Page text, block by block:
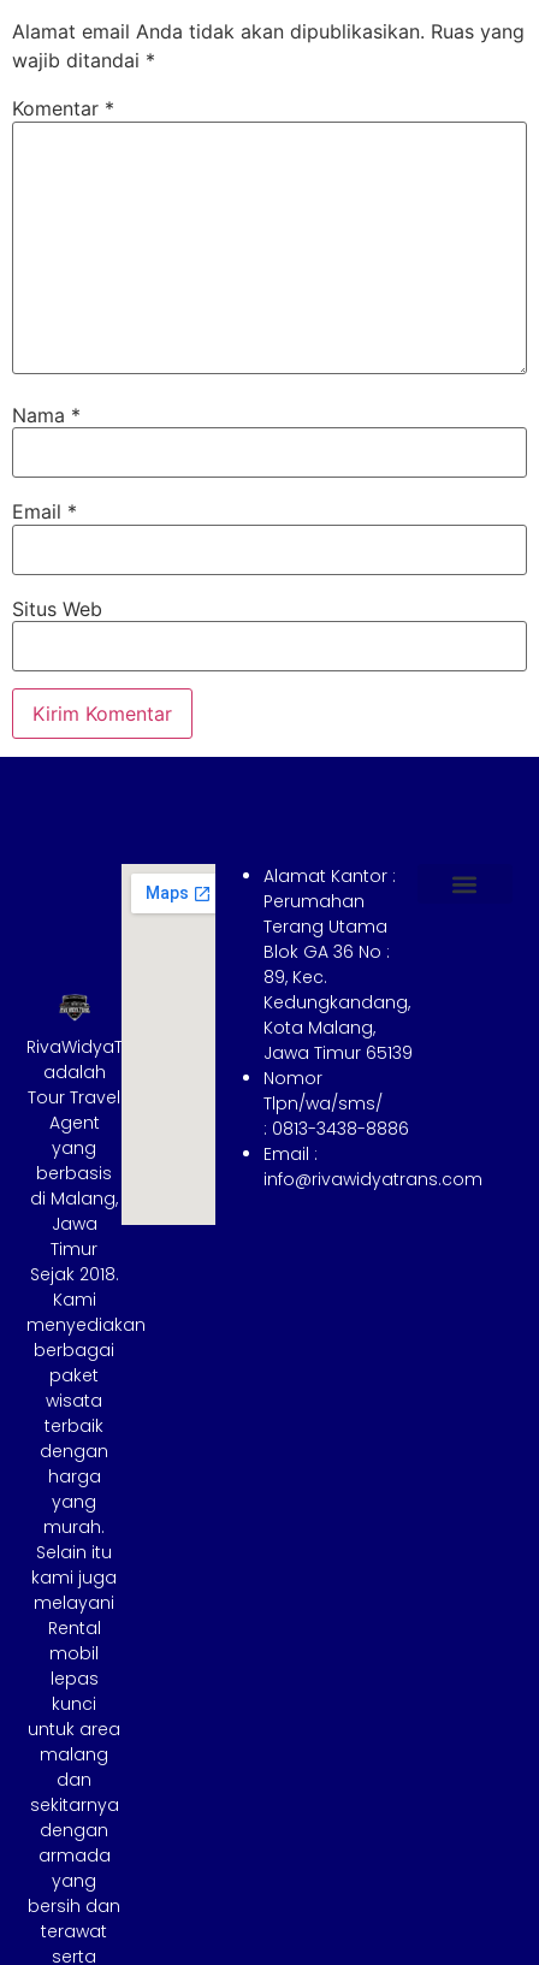
Alamat email Anda tidak akan dipublikasikan. Ruas yang
wajib ditandai *
Komentar *
Nama *
Email *
Situs Web
RivaWidyaTrans
adalah
Tour Travel
Agent
yang
berbasis
di Malang,
Jawa
Timur
Sejak 2018.
Kami
menyediakan
berbagai
paket
wisata
terbaik
dengan
harga
yang
murah.
Selain itu
kami juga
melayani
Rental
mobil
lepas
kunci
untuk area
malang
dan
sekitarnya
dengan
armada
yang
bersih dan
terawat
serta
Alamat Kantor :
Perumahan
Terang Utama
Blok GA 36 No :
89, Kec.
Kedungkandang,
Kota Malang,
Jawa Timur 65139
Nomor
Tlpn/wa/sms/
: 0813-3438-8886
Email :
info@rivawidyatrans.com